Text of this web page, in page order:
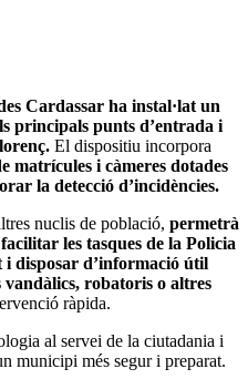
Cardassar ha instal·lat un
principals punts d’entrada i
El dispositiu incorpora
matrícules i càmeres dotades
la detecció d’incidències.
nuclis de població, permetrà
les tasques de la Policia
i disposar d’informació útil
vandàlics, robatoris o altres
ràpida.
al servei de la ciutadania i
municipi més segur i preparat.